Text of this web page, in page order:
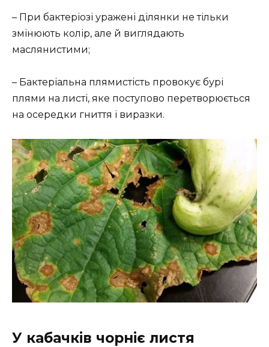
– При бактеріозі уражені ділянки не тільки
змінюють колір, але й виглядають
маслянистими;
– Бактеріальна плямистість провокує бурі
плями на листі, яке поступово перетворюється
на осередки гниття і виразки.
У кабачків чорніє листя